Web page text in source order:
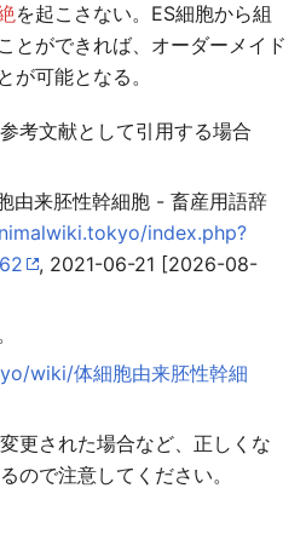
を起こさない。ES細胞から組
とができれば、オーダーメイド
が可能となる。
考文献として引用する場合
由来胚性幹細胞 - 畜産用語辞
index.php?
, 2021-06-21 [2026-08-
wiki/体細胞由来胚性幹細
更された場合など、正しくな
ので注意してください。